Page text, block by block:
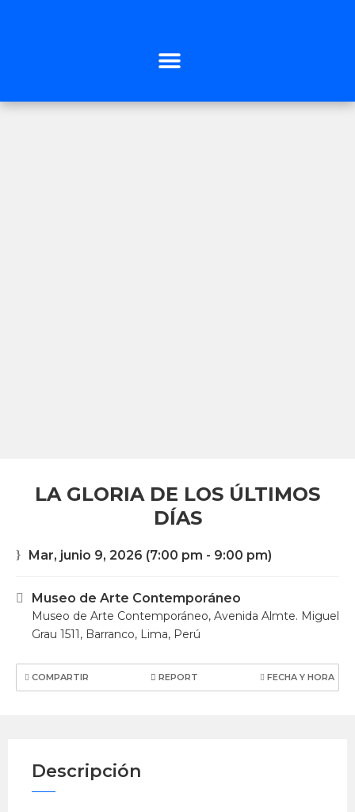
LA GLORIA DE LOS ÚLTIMOS
DÍAS
Mar, junio 9, 2026 (7:00 pm - 9:00 pm)
Museo de Arte Contemporáneo
Museo de Arte Contemporáneo, Avenida Almte. Miguel
Grau 1511, Barranco, Lima, Perú
COMPARTIR REPORT FECHA Y HORA
Descripción